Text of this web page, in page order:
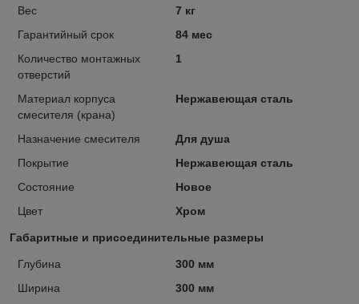
Вес
7 кг
Гарантийный срок
84 мес
Количество монтажных
отверстий
1
Материал корпуса
смесителя (крана)
Нержавеющая сталь
Назначение смесителя
Для душа
Покрытие
Нержавеющая сталь
Состояние
Новое
Цвет
Хром
Габаритные и присоединительные размеры
Глубина
300 мм
Ширина
300 мм